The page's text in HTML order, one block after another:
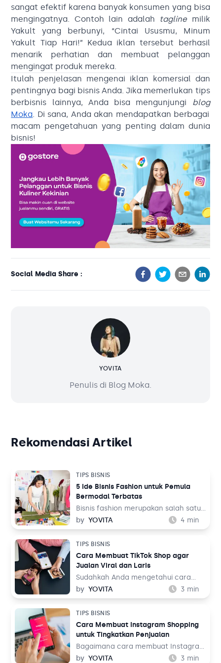
sangat efektif karena banyak konsumen yang bisa
mengingatnya. Contoh lain adalah taglinemilik
Yakult yang berbunyi, “Cintai Ususmu, Minum
Yakult Tiap Hari!” Kedua iklan tersebut berhasil
menarik perhatian dan membuat pelanggan
mengingat produk mereka.
Itulah penjelasan mengenai iklan komersial dan
pentingnya bagi bisnis Anda. Jika memerlukan tips
berbisnis lainnya, Anda bisa mengunjungi blog
Moka . Di sana, Anda akan mendapatkan berbagai
macam pengetahuan yang penting dalam dunia
bisnis!
Social Media Share :
YOVITA
Penulis di Blog Moka.
Rekomendasi Artikel
TIPS BISNIS
5 Ide Bisnis Fashion untuk Pemula
Bermodal Terbatas
Bisnis fashion merupakan salah satu
bisnis yang tak akan pernah mati.
Sebab, pada dasarnya setiap orang
kehidupan sehari-hari mereka, baik
untuk bekerja maupun aktivitas
lainnya. Tentu ini jadi peluang bisnis
yang menjanjikan dari waktu ke
waktu.
by YOVITA 4 min
TIPS BISNIS
Cara Membuat TikTok Shop agar
Jualan Viral dan Laris
Sudahkah Anda mengetahui cara
membuat TikTok Shop? TikTok
merupakan salah satu media sosial
sosial yang menampilkan konten
audio visual tersebut dinilai menarik
karena menampilkan beragam tema,
mulai dari hiburan, resep makanan,
hingga pengetahuan. Bahkan media
by YOVITA 3 min
TIPS BISNIS
Cara Membuat Instagram Shopping
untuk Tingkatkan Penjualan
Bagaimana cara membuat Instagram
Shopping? Instagram adalah salah
by YOVITA 3 min